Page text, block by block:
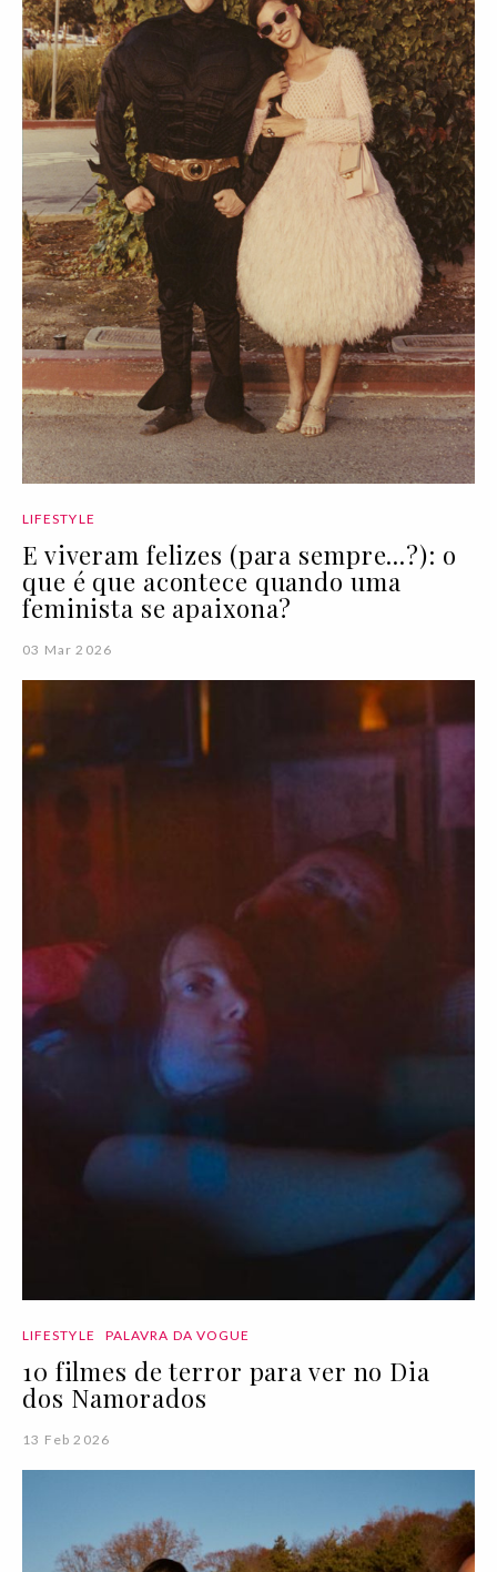
LIFESTYLE
E viveram felizes (para sempre...?): o
que é que acontece quando uma
feminista se apaixona?
03 Mar 2026
LIFESTYLE PALAVRA DA VOGUE
10 filmes de terror para ver no Dia
dos Namorados
13 Feb 2026